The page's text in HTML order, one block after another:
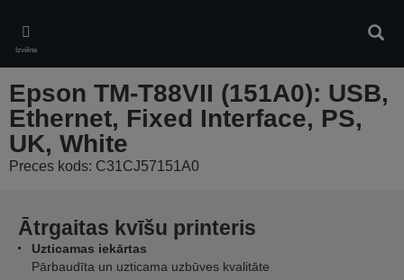
main
content
Izvēlne
Epson TM-T88VII (151A0): USB,
Ethernet, Fixed Interface, PS,
UK, White
Preces kods: C31CJ57151A0
Ātrgaitas kvīšu printeris
Uzticamas iekārtas
Pārbaudīta un uzticama uzbūves kvalitāte